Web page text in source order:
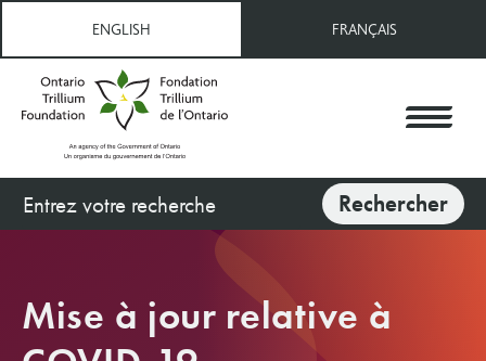
principal
ENGLISH FRANÇAIS
Rechercher Rechercher
Mise à jour relative à